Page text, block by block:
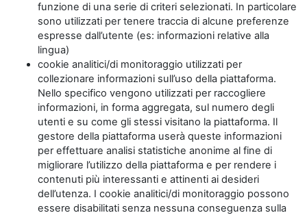
funzione di una serie di criteri selezionati. In particolare
sono utilizzati per tenere traccia di alcune preferenze
espresse dall’utente (es: informazioni relative alla
lingua)
cookie analitici/di monitoraggio utilizzati per
collezionare informazioni sull’uso della piattaforma.
Nello specifico vengono utilizzati per raccogliere
informazioni, in forma aggregata, sul numero degli
utenti e su come gli stessi visitano la piattaforma. Il
gestore della piattaforma userà queste informazioni
per effettuare analisi statistiche anonime al fine di
migliorare l’utilizzo della piattaforma e per rendere i
contenuti più interessanti e attinenti ai desideri
dell’utenza. I cookie analitici/di monitoraggio possono
essere disabilitati senza nessuna conseguenza sulla